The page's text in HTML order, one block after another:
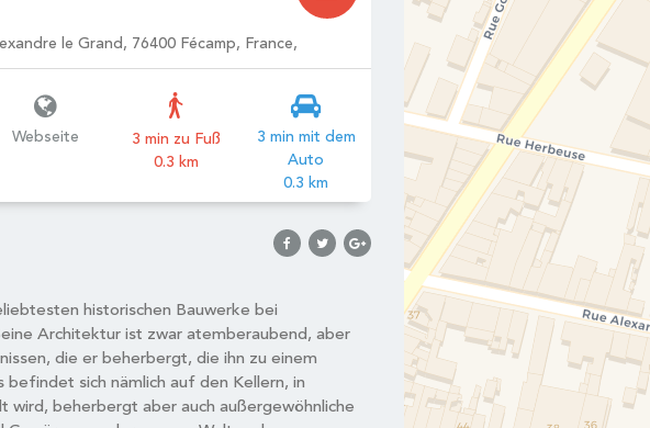
le Grand, 76400 Fécamp, France,
Webseite
3 min zu Fuß
0.3 km
3 min mit dem
Auto
0.3 km
historischen Bauwerke bei
Architektur ist zwar atemberaubend, aber
die er beherbergt, die ihn zu einem
befindet sich nämlich auf den Kellern, in
beherbergt aber auch außergewöhnliche